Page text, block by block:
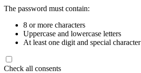
The password must contain:
8 or more characters
Uppercase and lowercase letters
At least one digit and special character
Check all consents